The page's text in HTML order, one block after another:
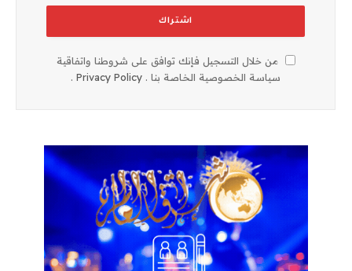
من خلال التسجيل فإنك توافق على شروطنا واتفاقية
سياسة الخصوصية الخاصة بنا . Privacy Policy
.